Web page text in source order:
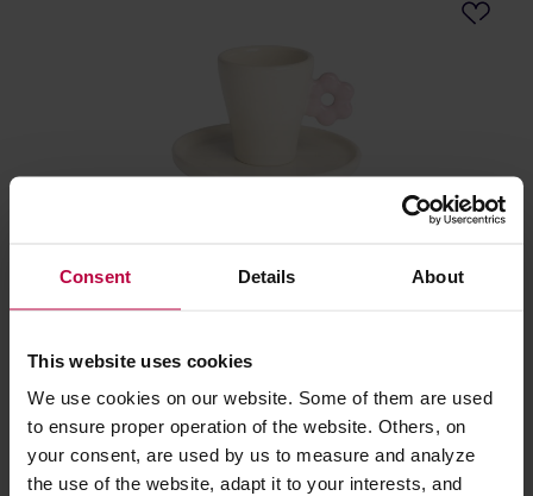
Consent Details About
This website uses cookies
We use cookies on our website. Some of them are used
to ensure proper operation of the website. Others, on
your consent, are used by us to measure and analyze
the use of the website, adapt it to your interests, and
Ceramics 36 - Filiżanka i spodek Bloom fioletowy
130,00 zł